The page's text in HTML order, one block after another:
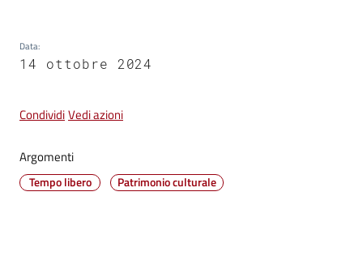
Vivere
Data:
14 ottobre 2024
CondividiVedi azioni
Argomenti
Tempo libero Patrimonio culturale